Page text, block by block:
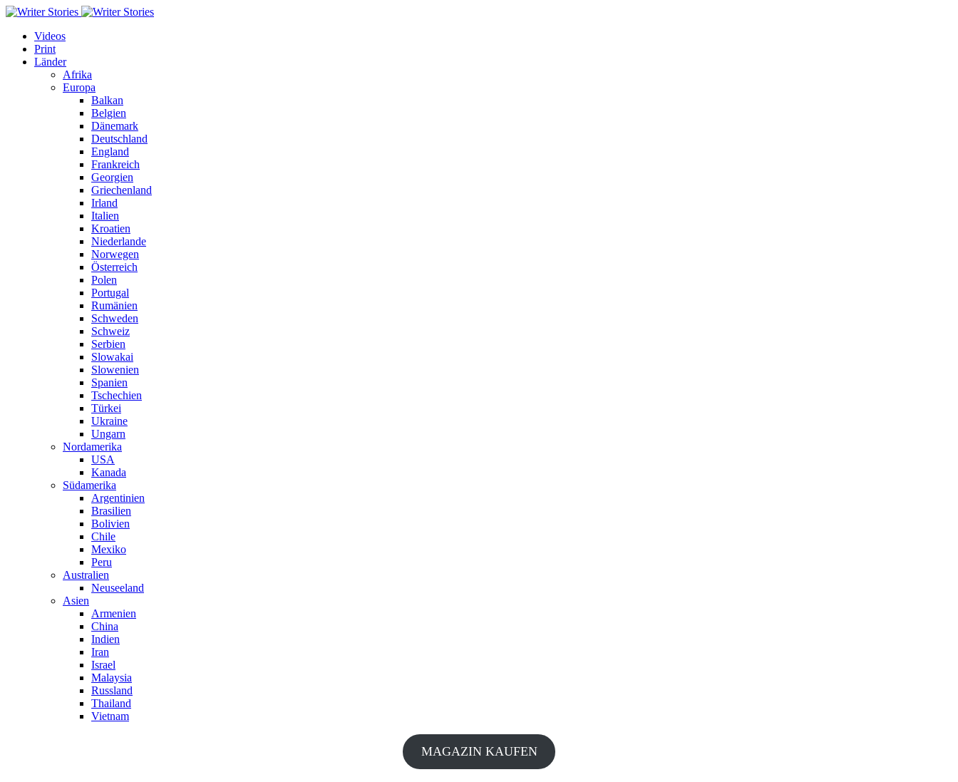
Videos
Print
Länder
Afrika
Europa
Balkan
Belgien
Dänemark
Deutschland
England
Frankreich
Georgien
Griechenland
Irland
Italien
Kroatien
Niederlande
Norwegen
Österreich
Polen
Portugal
Rumänien
Schweden
Schweiz
Serbien
Slowakai
Slowenien
Spanien
Tschechien
Türkei
Ukraine
Ungarn
Nordamerika
USA
Kanada
Südamerika
Argentinien
Brasilien
Bolivien
Chile
Mexiko
Peru
Australien
Neuseeland
Asien
Armenien
China
Indien
Iran
Israel
Malaysia
Russland
Thailand
Vietnam
MAGAZIN KAUFEN